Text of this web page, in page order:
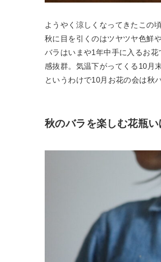
ようやく涼しくなってきたこの
秋に目を引くのはツヤツヤ色鮮
バラはいまや1年中手に入るお
感抜群。気温下がってくる10月
というわけで10月お花の会は秋
秋のバラを楽しむ花瓶